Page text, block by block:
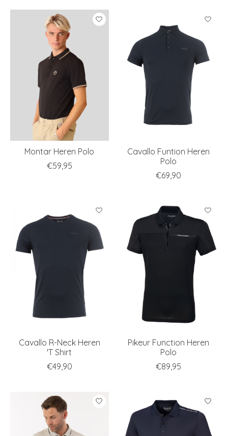
Montar Heren Polo
€59,95
Cavallo Funtion Heren
Polo
€69,90
Cavallo R-Neck Heren
'T Shirt
€49,90
Pikeur Function Heren
Polo
€89,95